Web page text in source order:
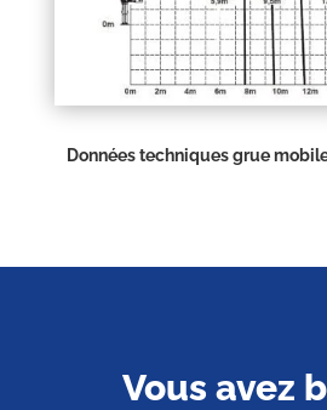
Données techniques grue
Vous avez